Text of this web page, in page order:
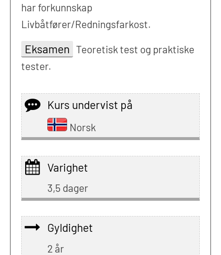
har forkunnskap
Livbåtfører/Redningsfarkost.
Eksamen Teoretisk test og praktiske
tester.
Kurs undervist på
Norsk
Varighet
3,5 dager
Gyldighet
2 år